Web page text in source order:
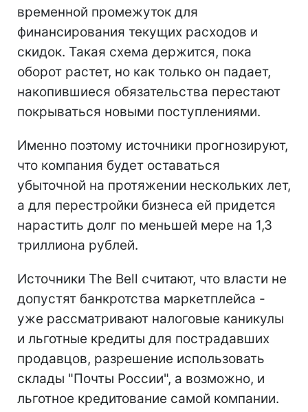
временной промежуток для
финансирования текущих расходов и
скидок. Такая схема держится, пока
оборот растет, но как только он падает,
накопившиеся обязательства перестают
покрываться новыми поступлениями.
Именно поэтому источники прогнозируют,
что компания будет оставаться
убыточной на протяжении нескольких лет,
а для перестройки бизнеса ей придется
нарастить долг по меньшей мере на 1,3
триллиона рублей.
Источники The Bell считают, что власти не
допустят банкротства маркетплейса -
уже рассматривают налоговые каникулы
и льготные кредиты для пострадавших
продавцов, разрешение использовать
склады "Почты России", а возможно, и
льготное кредитование самой компании.